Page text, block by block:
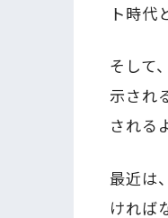
ト時代
そして
示され
される
最近は
ければ